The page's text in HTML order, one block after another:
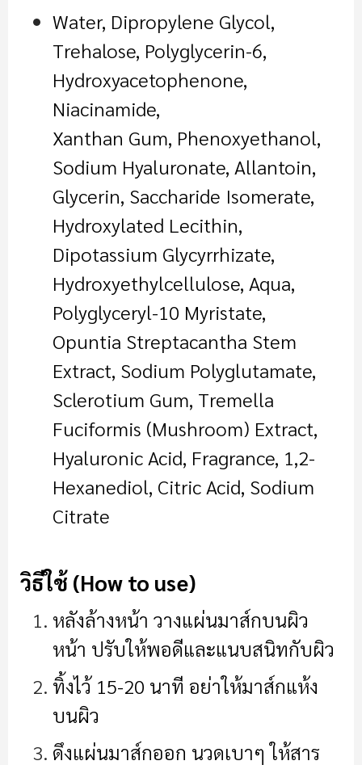
Water, Dipropylene Glycol,
Trehalose, Polyglycerin-6,
Hydroxyacetophenone,
Niacinamide,
Xanthan Gum, Phenoxyethanol,
Sodium Hyaluronate, Allantoin,
Glycerin, Saccharide Isomerate,
Hydroxylated Lecithin,
Dipotassium Glycyrrhizate,
Hydroxyethylcellulose, Aqua,
Polyglyceryl-10 Myristate,
Opuntia Streptacantha Stem
Extract, Sodium Polyglutamate,
Sclerotium Gum, Tremella
Fuciformis (Mushroom) Extract,
Hyaluronic Acid, Fragrance, 1,2-
Hexanediol, Citric Acid, Sodium
Citrate
วิธีใช้ (How to use)
หลังล้างหน้า วางแผ่นมาส์กบนผิว
หน้า ปรับให้พอดีและแนบสนิทกับผิว
ทิ้งไว้ 15-20 นาที อย่าให้มาส์กแห้ง
บนผิว
ดึงแผ่นมาส์กออก นวดเบาๆ ให้สาร